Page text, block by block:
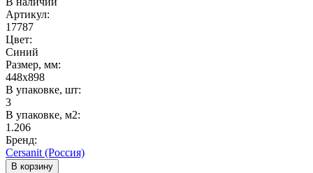
Артикул:
17787
Цвет:
Синий
Размер, мм:
448x898
В упаковке, шт:
3
В упаковке, м2:
1.206
Бренд:
Cersanit (Россия)
В корзину